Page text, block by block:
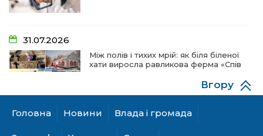
31.07.2026
Між полів і тихих мрій: як біля біленої
хати виросла равликова ферма «Спів
28.07.2026
Головна Новини Влада і громада
Вгору